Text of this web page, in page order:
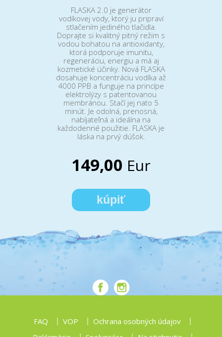
FLASKA 2.0 je generátor
vodíkovej vody, ktorý ju pripraví
stlačením jediného tlačidla.
Doprajte si kvalitný pitný režim s
vodou bohatou na antioxidanty,
ktorá podporuje imunitu,
regeneráciu, energiu a má aj
kozmetické účinky. Nová FLASKA
dosahuje koncentráciu vodíka až
4000 PPB a funguje na princípe
elektrolýzy s patentovanou
membránou. Stačí jej nato 5
minút. Je odolná, prenosná,
nabíjateľná a ideálna na
každodenné použitie. FLASKA je
láska na prvý dúšok.
149,00 Eur
kúpiť
FAQ VOP
Ochrana osobných údajov